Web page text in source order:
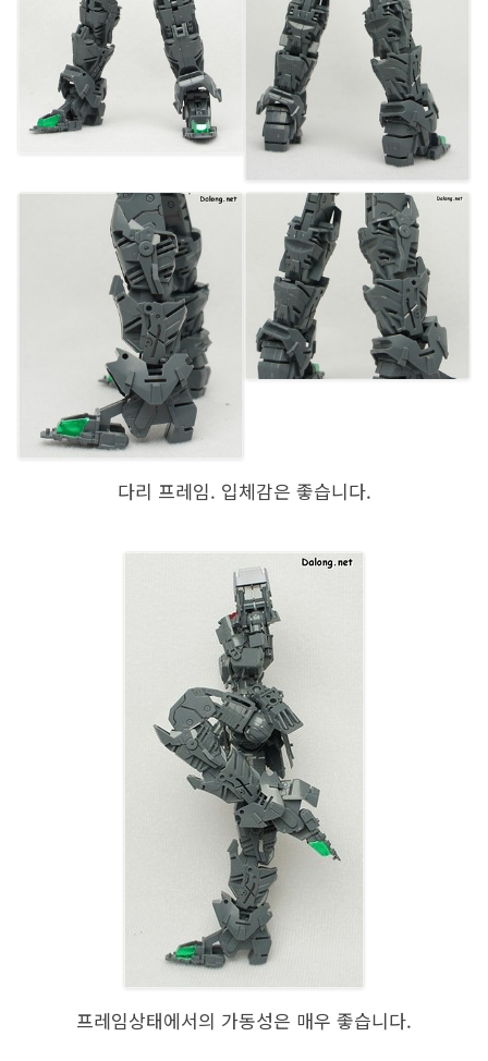
다리 프레임. 입체감은 좋습니다.
프레임상태에서의 가동성은 매우 좋습니다.